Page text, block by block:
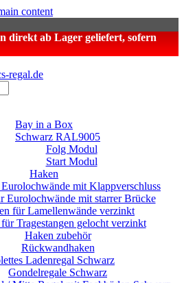
content
direkt ab Lager geliefert, sofern
regal.de
Bay in a Box
Schwarz RAL9005
Folg Modul
Start Modul
Haken
mit Klappverschluss
Eurolochwände mit starrer Brücke
für Lamellenwände verzinkt
Tragestangen gelocht verzinkt
Haken zubehör
Rückwandhaken
Ladenregal Schwarz
Gondelregale Schwarz